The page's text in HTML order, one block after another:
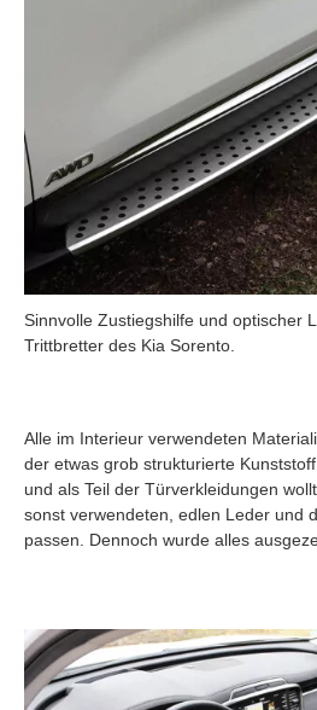
Sinnvolle Zustiegshilfe und optischer
Trittbretter des Kia Sorento.
Alle im Interieur verwendeten
der etwas grob strukturierte
und als Teil der Türverkleidungen
sonst verwendeten, edlen Leder und
passen. Dennoch wurde alles